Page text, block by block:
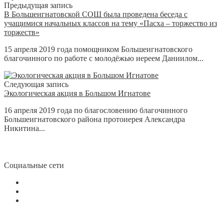
Предыдущая запись
В Большеигнатовской СОШ была проведена беседа с
учащимися начальных классов на тему «Пасха – торжество из
торжеств»
15 апреля 2019 года помощником Большеигнатовского
благочинного по работе с молодёжью иереем Даниилом...
Следующая запись
Экологическая акция в Большом Игнатове
16 апреля 2019 года по благословению благочинного
Большеигнатовского района протоиерея Александра
Никитина...
Социальные сети